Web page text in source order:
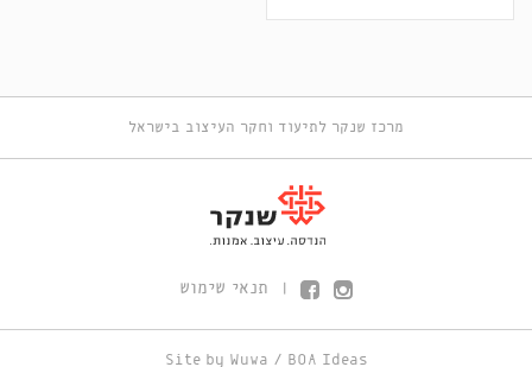
מרכז שנקר לתיעוד וחקר העיצוב בישראל
תנאי שימוש
Site by Wuwa / BOA Ideas